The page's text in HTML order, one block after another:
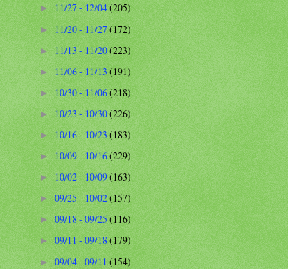
►11/27 - 12/04(205)
►11/20 - 11/27(172)
►11/13 - 11/20(223)
►11/06 - 11/13(191)
►10/30 - 11/06(218)
►10/23 - 10/30(226)
►10/16 - 10/23(183)
►10/09 - 10/16(229)
►10/02 - 10/09(163)
►09/25 - 10/02(157)
►09/18 - 09/25(116)
►09/11 - 09/18(179)
►09/04 - 09/11(154)